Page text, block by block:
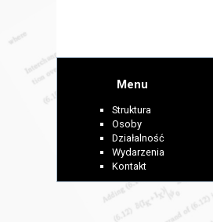
Menu
Struktura
Osoby
Działalność
Wydarzenia
Kontakt